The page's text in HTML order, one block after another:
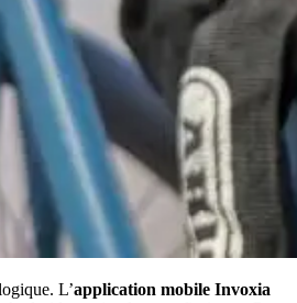
L’application mobile Invoxia